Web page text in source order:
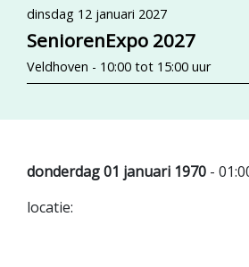
dinsdag 12 januari 2027
SeniorenExpo 2027
Veldhoven - 10:00 tot 15:00 uur
donderdag 01 januari 1970 -
locatie: